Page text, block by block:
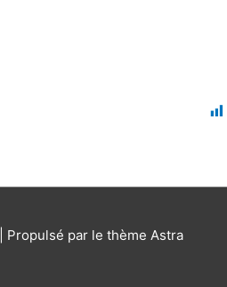
| Propulsé par le thème Astra